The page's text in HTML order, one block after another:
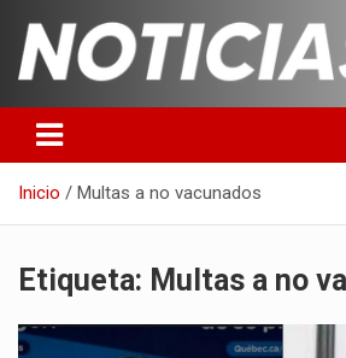
contenido
Noticias en español
Inicio Multas a no vacunados
Etiqueta: Multas a no